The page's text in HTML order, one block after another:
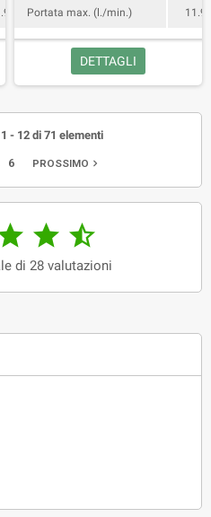
Portata max. (l./min.) 11.9
DETTAGLI
- 12 di 71 elementi
6 PROSSIMO navigate_next
 
di 28 valutazioni